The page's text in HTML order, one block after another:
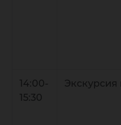
14:00-
15:30